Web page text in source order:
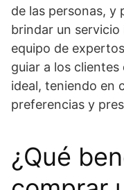
de las personas, y
brindar un servicio
equipo de
guiar a los
ideal, teniendo en
preferencias y
¿Qué